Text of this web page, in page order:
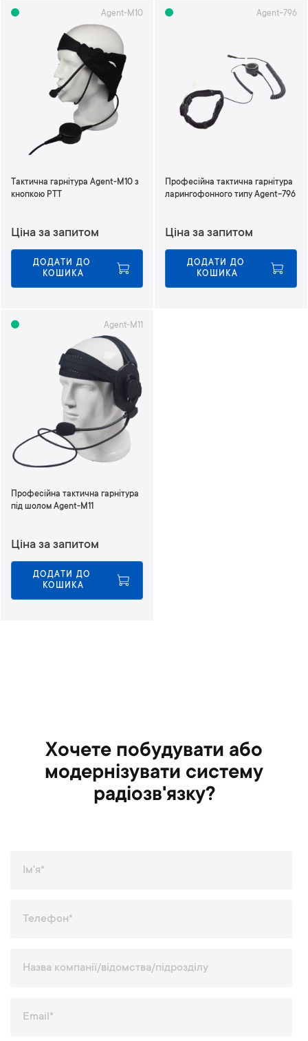
Agent-M10
Тактична гарнітура Agent-M10 з
кнопкою PTT
Ціна за запитом
ДОДАТИ ДО
КОШИКА
Agent-796
Професійна тактична гарнітура
ларингофонного типу Agent-796
Ціна за запитом
ДОДАТИ ДО
КОШИКА
Agent-M11
Професійна тактична гарнітура
під шолом Agent-M11
Ціна за запитом
ДОДАТИ ДО
КОШИКА
Хочете побудувати або
модернізувати систему
радіозв'язку?